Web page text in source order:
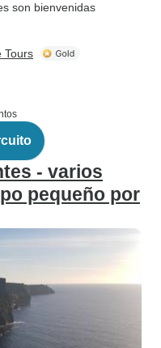
son bienvenidas
Tours
- varios
pequeño por